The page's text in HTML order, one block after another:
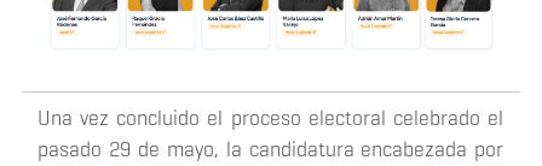
Una vez concluido el proceso electoral celebrado el
pasado 29 de mayo, la candidatura encabezada por